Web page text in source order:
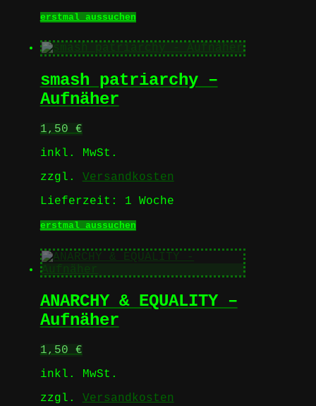
erstmal aussuchenDieses
weist
mehrere
auf.
werden
smash patriarchy –
Aufnäher
1,50 €
inkl. MwSt.
zzgl. Versandkosten
Lieferzeit: 1 Woche
erstmal aussuchenDieses
weist
mehrere
Varianten
Die
Optionen
ANARCHY & EQUALITY –
Aufnäher
1,50 €
inkl. MwSt.
zzgl. Versandkosten